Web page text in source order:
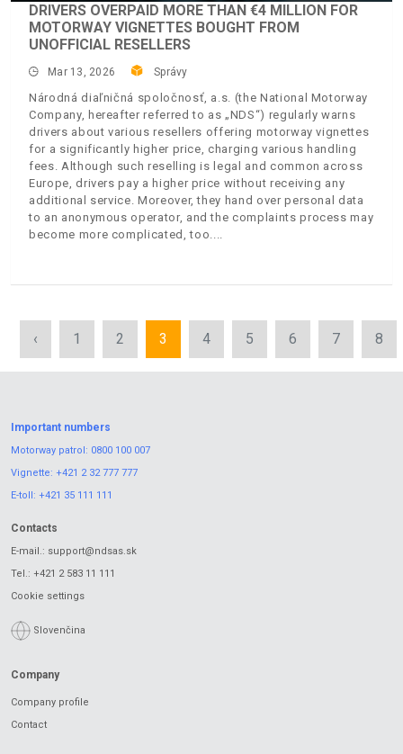
DRIVERS OVERPAID MORE THAN €4 MILLION FOR
MOTORWAY VIGNETTES BOUGHT FROM
UNOFFICIAL RESELLERS
Mar 13, 2026 Správy
Národná diaľničná spoločnosť, a.s. (the National Motorway
Company, hereafter referred to as „NDS“) regularly warns
drivers about various resellers offering motorway vignettes
for a significantly higher price, charging various handling
fees. Although such reselling is legal and common across
Europe, drivers pay a higher price without receiving any
additional service. Moreover, they hand over personal data
to an anonymous operator, and the complaints process may
become more complicated, too.
‹ 1 2 3 4 5 6 7 8
Important numbers
Motorway patrol: 0800 100 007
Vignette: +421 2 32 777 777
E-toll: +421 35 111 111
Contacts
E-mail.: support@ndsas.sk
Tel.: +421 2 583 11 111
Cookie settings
Slovenčina
Company
Company profile
Contact